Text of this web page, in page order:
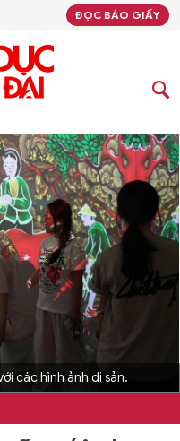
ĐỌC BÁO GIẤY
các hình ảnh di sản.